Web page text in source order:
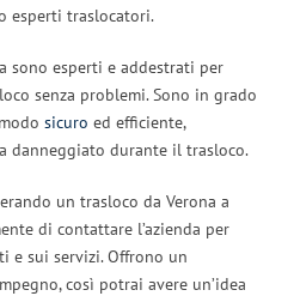
esperti traslocatori.
sono esperti e addestrati per
senza problemi. Sono in grado
sicuro ed efficiente,
danneggiato durante il trasloco.
un trasloco da Verona a
di contattare l’azienda per
e sui servizi. Offrono un
così potrai avere un’idea